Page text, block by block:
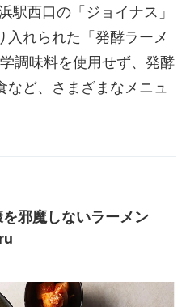
駅西口の「ジョイナス」
れられた「発酵ラーメ
調味料を使用せず、発酵
ど、さまざまなメニュ
邪魔しないラーメン